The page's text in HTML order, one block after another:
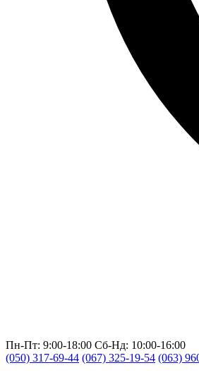
Пн-Пт: 9:00-18:00 Сб-Нд: 10:00-16:00
(050) 317-69-44 (067) 325-19-54 (063)